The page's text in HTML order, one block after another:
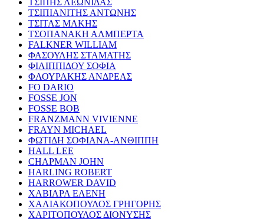
ΤΣΙΠΙΑΝΙΤΗΣ ΑΝΤΩΝΗΣ
ΤΣΙΤΑΣ ΜΑΚΗΣ
ΤΣΟΠΑΝΑΚΗ ΑΛΜΠΕΡΤΑ
FALKNER WILLIAM
ΦΑΣΟΥΛΗΣ ΣΤΑΜΑΤΗΣ
ΦΙΛΙΠΠΙΔΟΥ ΣΟΦΙΑ
ΦΛΟΥΡΑΚΗΣ ΑΝΔΡΕΑΣ
FO DARIO
FOSSE JON
FOSSE BOB
FRANZMANN VIVIENNE
FRAYN MICHAEL
ΦΩΤΙΔΗ ΣΟΦΙΑΝΑ-ΑΝΘΙΠΠΗ
HALL LEE
CHAPMAN JOHN
HARLING ROBERT
HARROWER DAVID
ΧΑΒΙΑΡΑ ΕΛΕΝΗ
ΧΑΛΙΑΚΟΠΟΥΛΟΣ ΓΡΗΓΟΡΗΣ
ΧΑΡΙΤΟΠΟΥΛΟΣ ΔΙΟΝΥΣΗΣ